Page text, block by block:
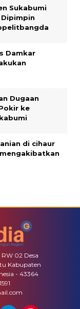
Sukabumi
Dipimpin
Damkar
Dugaan
ke
di cihaur
02 Desa
Kabupaten
- 43364